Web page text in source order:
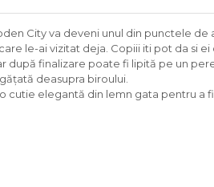
City va deveni unul din punctele de
le-ai vizitat deja. Copiii iti pot da si
după finalizare poate fi lipită pe un
deasupra biroului.
cutie elegantă din lemn gata pentru a